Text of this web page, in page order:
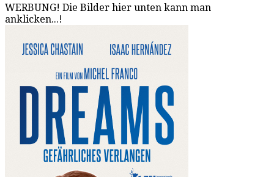
WERBUNG! Die Bilder hier unten kann man
anklicken...!